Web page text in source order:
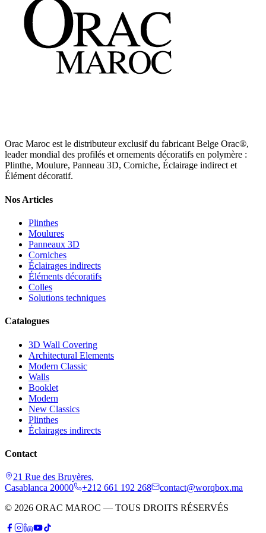
Orac Maroc est le distributeur exclusif du fabricant Belge Orac®,
leader mondial des profilés et ornements décoratifs en polymère :
Plinthe, Moulure, Panneau 3D, Corniche, Éclairage indirect et
Élément décoratif.
Nos Articles
Plinthes
Moulures
Panneaux 3D
Corniches
Éclairages indirects
Éléments décoratifs
Colles
Solutions techniques
Catalogues
3D Wall Covering
Architectural Elements
Modern Classic
Walls
Booklet
Modern
New Classics
Plinthes
Éclairages indirects
Contact
21 Rue des Bruyères,
Casablanca 20000
+212 661 192 268
contact@worqbox.ma
© 2026 ORAC MAROC — TOUS DROITS RÉSERVÉS